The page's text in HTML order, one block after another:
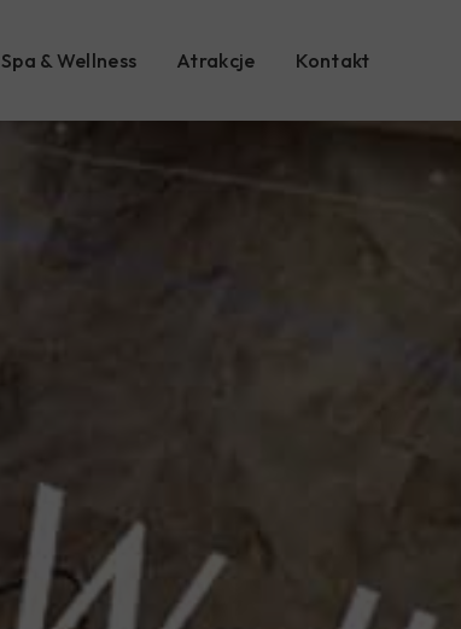
Spa & Wellness Atrakcje Kontakt